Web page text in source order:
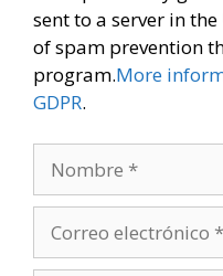
sent to a server in
of spam prevention
program.More
GDPR.
electrónico